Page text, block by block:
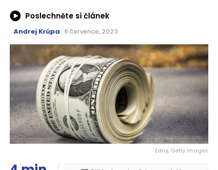
Poslechněte si článek
Andrej Krúpa 6 července, 2023
Zdroj: Getty Images